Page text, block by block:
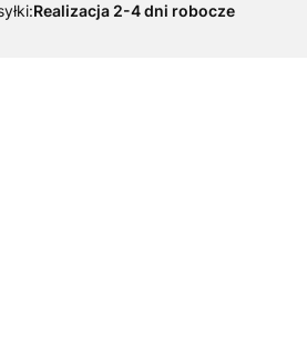
Realizacja 2-4 dni robocze